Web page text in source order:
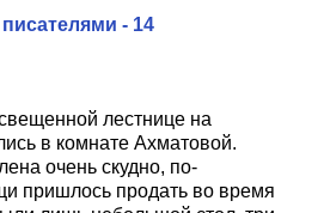
- 14
лестнице на
в комнате Ахматовой.
очень скудно, по-
пришлось продать во время